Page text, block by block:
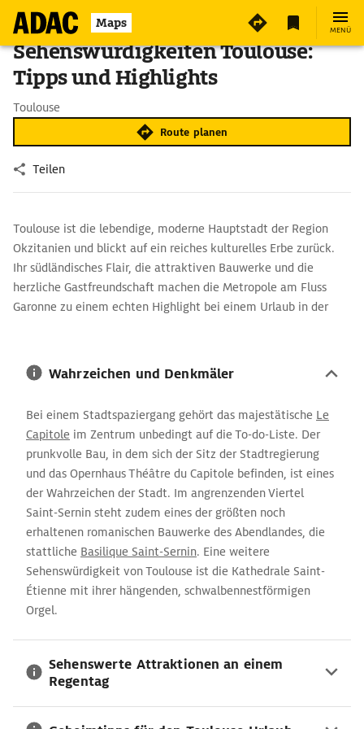
Maps MENÜ
Sehenswürdigkeiten Toulouse:
Tipps und Highlights
Toulouse
Route planen
Teilen
Toulouse ist die lebendige, moderne Hauptstadt der Region
Okzitanien und blickt auf ein reiches kulturelles Erbe zurück.
Ihr südländisches Flair, die attraktiven Bauwerke und die
herzliche Gastfreundschaft machen die Metropole am Fluss
Garonne zu einem echten Highlight bei einem Urlaub in der
Wahrzeichen und Denkmäler
Bei einem Stadtspaziergang gehört das majestätische Le
Capitole im Zentrum unbedingt auf die To-do-Liste. Der
prunkvolle Bau, in dem sich der Sitz der Stadtregierung
und das Opernhaus Théâtre du Capitole befinden, ist eines
der Wahrzeichen der Stadt. Im angrenzenden Viertel
Saint-Sernin steht zudem eines der größten noch
erhaltenen romanischen Bauwerke des Abendlandes, die
stattliche Basilique Saint-Sernin. Eine weitere
Sehenswürdigkeit von Toulouse ist die Kathedrale Saint-
Étienne mit ihrer hängenden, schwalbennestförmigen
Orgel.
Sehenswerte Attraktionen an einem
Regentag